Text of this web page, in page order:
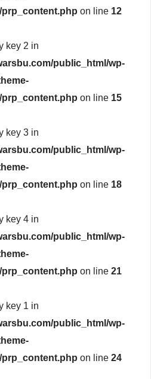
on line 12
key 2 in
public_html/wp-
on line 15
key 3 in
public_html/wp-
on line 18
key 4 in
public_html/wp-
on line 21
key 1 in
public_html/wp-
on line 24